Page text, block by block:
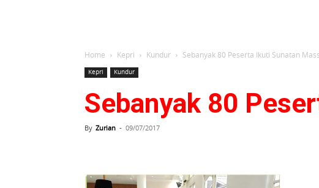
Home Kepri Kundur Sebanyak 80 Peserta Ikuti Sunatan
Kepri Kundur
Sebanyak 80
By Zurian - 09/07/2017